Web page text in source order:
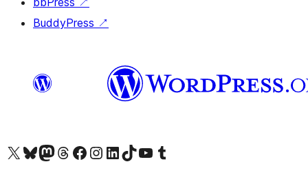
BuddyPress ↗
X(이전 트위터) 계정 방문하기블루스카이 계정 방문하기마스토돈 계정 방문하기스레드 계정 방문하기 페이스북 페이지 방문하기인스타그램 계정 방문하기 LinkedIn 계정 방문하기틱톡 계정 방문하기유튜브 채널 방문하기 텀블러 계정 방문하기